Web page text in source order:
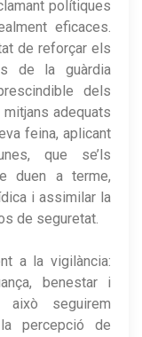
polítiques
eficaces.
de reforçar els
de la guàrdia
dels
adequats
feina, aplicant
que se’ls
duen a terme,
i assimilar la
de seguretat.
a la vigilància:
benestar i
això seguirem
percepció de